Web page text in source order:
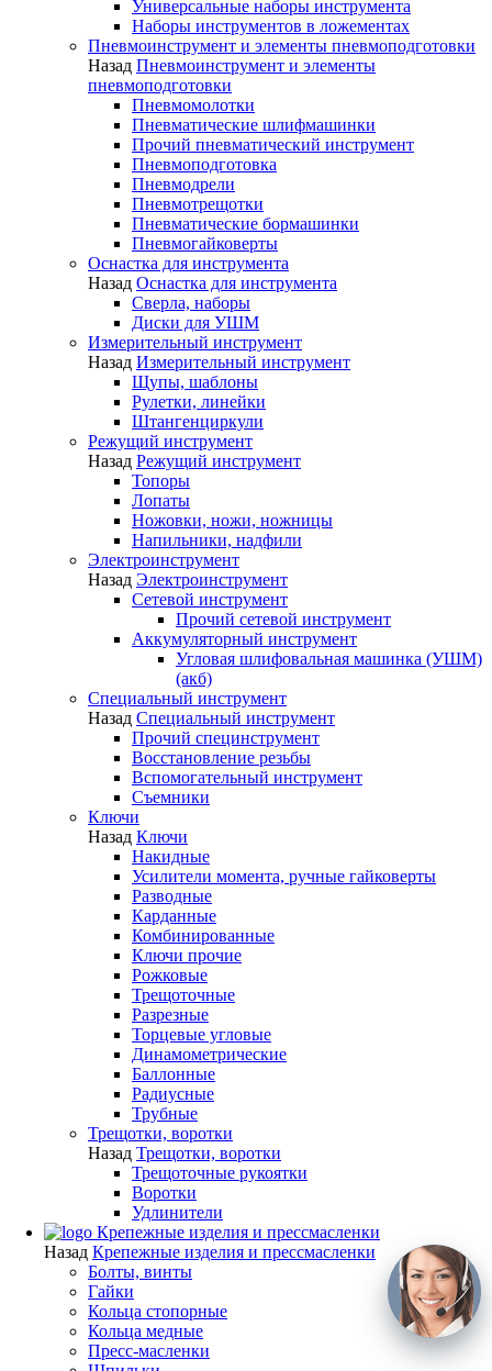
Универсальные наборы инструмента
Наборы инструментов в ложементах
Пневмоинструмент и элементы пневмоподготовки
Назад Пневмоинструмент и элементы
пневмоподготовки
Пневмомолотки
Пневматические шлифмашинки
Прочий пневматический инструмент
Пневмоподготовка
Пневмодрели
Пневмотрещотки
Пневматические бормашинки
Пневмогайковерты
Оснастка для инструмента
Назад Оснастка для инструмента
Сверла, наборы
Диски для УШМ
Измерительный инструмент
Назад Измерительный инструмент
Щупы, шаблоны
Рулетки, линейки
Штангенциркули
Режущий инструмент
Назад Режущий инструмент
Топоры
Лопаты
Ножовки, ножи, ножницы
Напильники, надфили
Электроинструмент
Назад Электроинструмент
Сетевой инструмент
Прочий сетевой инструмент
Аккумуляторный инструмент
Угловая шлифовальная машинка (УШМ)
(акб)
Специальный инструмент
Назад Специальный инструмент
Прочий специнструмент
Восстановление резьбы
Вспомогательный инструмент
Съемники
Ключи
Назад Ключи
Накидные
Усилители момента, ручные гайковерты
Разводные
Карданные
Комбинированные
Ключи прочие
Рожковые
Трещоточные
Разрезные
Торцевые угловые
Динамометрические
Баллонные
Радиусные
Трубные
Трещотки, воротки
Назад Трещотки, воротки
Трещоточные рукоятки
Воротки
Удлинители
Крепежные изделия и прессмасленки
Назад Крепежные изделия и прессмасленки
Болты, винты
Гайки
Кольца стопорные
Кольца медные
Пресс-масленки